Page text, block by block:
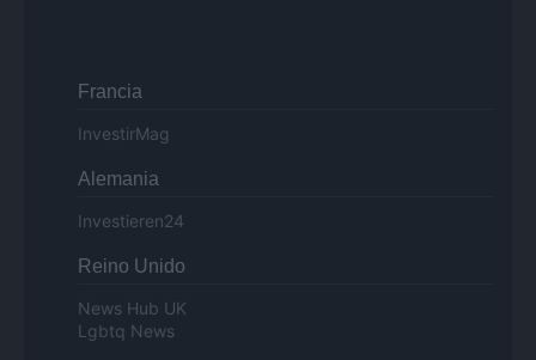
Francia
InvestirMag
Alemania
Investieren24
Reino Unido
News Hub UK
Lgbtq News